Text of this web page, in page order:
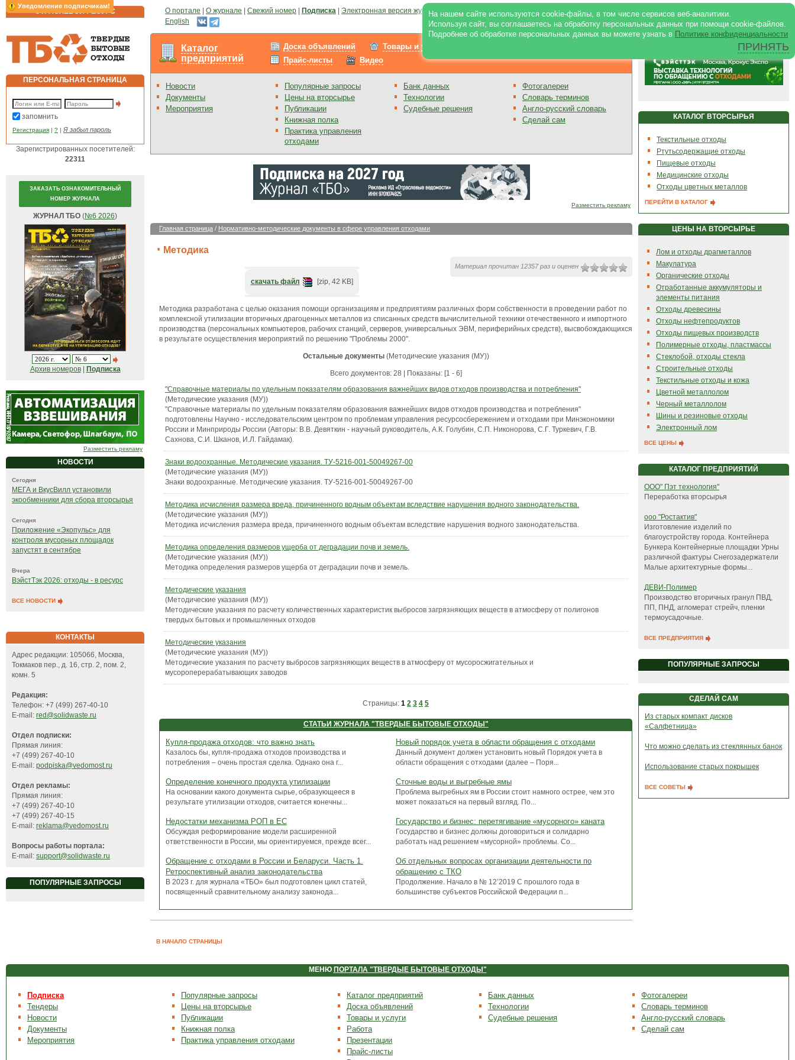
Уведомление подписчикам!
На нашем сайте используются cookie-файлы, в том числе сервисов веб-аналитики.
Используя сайт, вы соглашаетесь на обработку персональных данных при помощи cookie-файлов.
Подробнее об обработке персональных данных вы можете узнать в Политике конфиденциальности
ПРИНЯТЬ
ОТРАСЛЕВОЙ РЕСУРС О портале О журнале Свежий номер Подписка Электронная версия журнала |Отзывы|Реклама на портале|Реклама в журнале |
English
ПЕРСОНАЛЬНАЯ СТРАНИЦА
запомнить
Регистрация | ? | Я забыл пароль
Зарегистрированных посетителей:
22311
ЗАКАЗАТЬ ОЗНАКОМИТЕЛЬНЫЙ
НОМЕР ЖУРНАЛА
ЖУРНАЛ ТБО (№6 2026)
Архив номеров| Подписка
Разместить рекламу
НОВОСТИ
Сегодня
МЕГА и ВкусВилл установили
экообменники для сбора вторсырья
Сегодня
Приложение «Экопульс» для
контроля мусорных площадок
запустят в сентябре
Вчера
ВэйстТэк 2026: отходы - в ресурс
ВСЕ НОВОСТИ
КОНТАКТЫ
Адрес редакции: 105066, Москва,
Токмаков пер., д. 16, стр. 2, пом. 2,
комн. 5
Редакция:
Телефон: +7 (499) 267-40-10
E-mail: red@solidwaste.ru
Отдел подписки:
Прямая линия:
+7 (499) 267-40-10
E-mail: podpiska@vedomost.ru
Отдел рекламы:
Прямая линия:
+7 (499) 267-40-10
+7 (499) 267-40-15
E-mail: reklama@vedomost.ru
Вопросы работы портала:
E-mail: support@solidwaste.ru
ПОПУЛЯРНЫЕ ЗАПРОСЫ
Каталог
предприятий
Доска объявлений Товары и услуги
Прайс-листы
Видео
Новости
Документы
Мероприятия
Популярные запросы
Цены на вторсырье
Публикации
Книжная полка
Практика управления
отходами
Банк данных
Технологии
Судебные решения
Фотогалереи
Словарь терминов
Англо-русский словарь
Сделай сам
Разместить рекламу
Главная страница / Нормативно-методические документы в сфере управления отходами
Методика
Материал прочитан 12357 раз и оценен
скачать файл [zip, 42 KB]
Методика разработана с целью оказания помощи организациям и предприятиям различных форм собственности в проведении работ по
комплексной утилизации вторичных драгоценных металлов из списанных средств вычислительной техники отечественного и импортного
производства (персональных компьютеров, рабочих станций, серверов, универсальных ЭВМ, периферийных средств), высвобождающихся
в результате осуществления мероприятий по решению "Проблемы 2000".
Остальные документы(Методические указания (МУ))
Всего документов: 28 | Показаны: [1 - 6]
"Справочные материалы по удельным показателям образования важнейших видов отходов производства и потребления"
(Методические указания (МУ))
"Справочные материалы по удельным показателям образования важнейших видов отходов производства и потребления"
подготовлены Научно - исследовательским центром по проблемам управления ресурсосбережением и отходами при Минэкономики
России и Минприроды России (Авторы: В.В. Девяткин - научный руководитель, А.К. Голубин, С.П. Никонорова, С.Г. Туркевич, Г.В.
Сахнова, С.И. Шканов, И.Л. Гайдамак).
Знаки водоохранные. Методические указания. ТУ-5216-001-50049267-00
(Методические указания (МУ))
Знаки водоохранные. Методические указания. ТУ-5216-001-50049267-00
Методика исчисления размера вреда, причиненного водным объектам вследствие нарушения водного законодательства.
(Методические указания (МУ))
Методика исчисления размера вреда, причиненного водным объектам вследствие нарушения водного законодательства.
Методика определения размеров ущерба от деградации почв и земель.
(Методические указания (МУ))
Методика определения размеров ущерба от деградации почв и земель.
Методические указания
(Методические указания (МУ))
Методические указания по расчету количественных характеристик выбросов загрязняющих веществ в атмосферу от полигонов
твердых бытовых и промышленных отходов
Методические указания
(Методические указания (МУ))
Методические указания по расчету выбросов загрязняющих веществ в атмосферу от мусоросжигательных и
мусороперерабатывающих заводов
Страницы: 1 2 3 4 5
СТАТЬИ ЖУРНАЛА "ТВЕРДЫЕ БЫТОВЫЕ ОТХОДЫ"
Купля-продажа отходов: что важно знать
Казалось бы, купля-продажа отходов производства и
потребления – очень простая сделка. Однако она г...
Новый порядок учета в области обращения с отходами
Данный документ должен установить новый Порядок учета в
области обращения с отходами (далее – Поря...
Определение конечного продукта утилизации
На основании какого документа сырье, образующееся в
результате утилизации отходов, считается конечны...
Сточные воды и выгребные ямы
Проблема выгребных ям в России стоит намного острее, чем это
может показаться на первый взгляд. По...
Недостатки механизма РОП в ЕС
Обсуждая реформирование модели расширенной
ответственности в России, мы ориентируемся, прежде всег...
Государство и бизнес: перетягивание «мусорного» каната
Государство и бизнес должны договориться и солидарно
работать над решением «мусорной» проблемы. Со...
Обращение с отходами в России и Беларуси. Часть 1.
Ретроспективный анализ законодательства
В 2023 г. для журнала «ТБО» был подготовлен цикл статей,
посвященный сравнительному анализу законода...
Об отдельных вопросах организации деятельности по
обращению с ТКО
Продолжение. Начало в № 12’2019 С прошлого года в
большинстве субъектов Российской Федерации п...
В НАЧАЛО СТРАНИЦЫ
КАТАЛОГ ВТОРСЫРЬЯ
Текстильные отходы
Ртутьсодержащие отходы
Пищевые отходы
Медицинские отходы
Отходы цветных металлов
ПЕРЕЙТИ В КАТАЛОГ
ЦЕНЫ НА ВТОРСЫРЬЕ
Лом и отходы драгметаллов
Макулатура
Органические отходы
Отработанные аккумуляторы и
элементы питания
Отходы древесины
Отходы нефтепродуктов
Отходы пищевых производств
Полимерные отходы, пластмассы
Стеклобой, отходы стекла
Строительные отходы
Текстильные отходы и кожа
Цветной металлолом
Черный металлолом
Шины и резиновые отходы
Электронный лом
ВСЕ ЦЕНЫ
КАТАЛОГ ПРЕДПРИЯТИЙ
ООО" Пэт технология"
Переработка вторсырья
ооо "Ростактив"
Изготовление изделий по
благоустройству города. Контейнера
Бункера Контейнерные площадки Урны
различной фактуры Снегозадержатели
Малые архитектурные формы...
ДЕВИ-Полимер
Производство вторичных гранул ПВД,
ПП, ПНД, агломерат стрейч, пленки
термоусадочные.
ВСЕ ПРЕДПРИЯТИЯ
ПОПУЛЯРНЫЕ ЗАПРОСЫ
СДЕЛАЙ САМ
Из старых компакт дисков
«Салфетница»
Что можно сделать из стеклянных банок
Использование старых покрышек
ВСЕ СОВЕТЫ
МЕНЮ ПОРТАЛА "ТВЕРДЫЕ БЫТОВЫЕ ОТХОДЫ"
Подписка
Тендеры
Новости
Документы
Мероприятия
Популярные запросы
Цены на вторсырье
Публикации
Книжная полка
Практика управления отходами
Каталог предприятий
Доска объявлений
Товары и услуги
Работа
Презентации
Прайс-листы
Банк данных
Технологии
Судебные решения
Фотогалереи
Словарь терминов
Англо-русский словарь
Сделай сам